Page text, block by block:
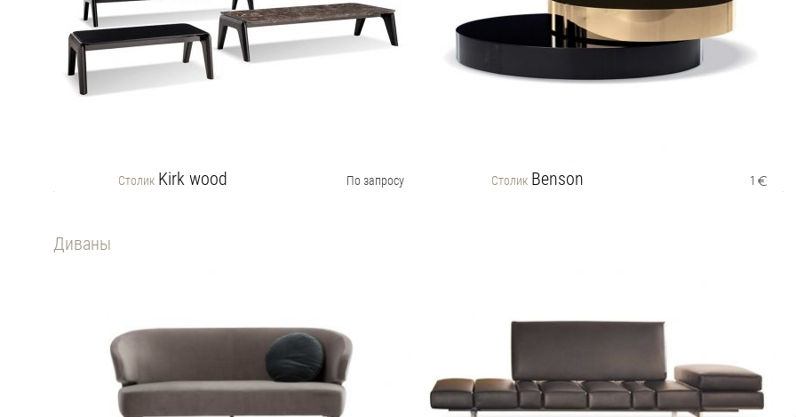
Столик Kirk wood По запросу Столик Benson 1
Диваны